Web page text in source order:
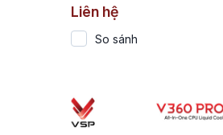
Liên hệ
So sánh